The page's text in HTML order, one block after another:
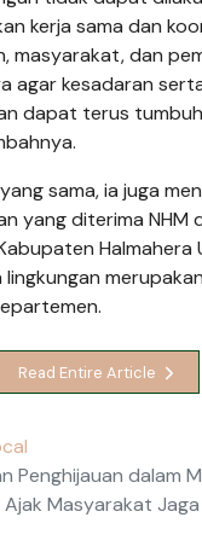
kerja sama dan
masyarakat, dan
agar kesadaran
dapat terus
sama, ia juga
yang diterima NHM
Halmahera
Read Entire Article
Penghijauan dalam
Ajak Masyarakat